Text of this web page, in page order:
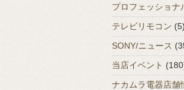
プロフェッショナ
テレビリモコン (5)
SONY/ニュース
当店イベント
ナカムラ電器店舗